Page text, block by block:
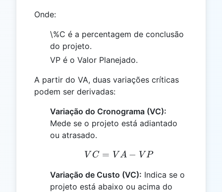
Onde:
\%C é a percentagem de conclusão
do projeto.
VP é o Valor Planejado.
A partir do VA, duas variações críticas
podem ser derivadas:
Variação do Cronograma (VC):
Mede se o projeto está adiantado
ou atrasado.
VC = VA - VP
V C = V A − V P
Variação de Custo (VC): Indica se o
projeto está abaixo ou acima do